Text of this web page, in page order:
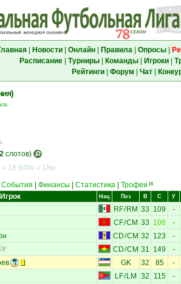
| Новости| Онлайн| Правила| Опросы|
Расписание| Турниры| Команды| Игроки|
Рейтинги| Форум Чат|
слотов)
= 18 849к = 18м
События Финансы Статистика Трофеи 16
Игрок Нац Поз В С У
RF/ RM 33 109 -
CF/CM 33 108 -
CD/CM 32 123 -
CD/CM 31 149 -
GK 32 85 -
LF/ LM 32 115 -